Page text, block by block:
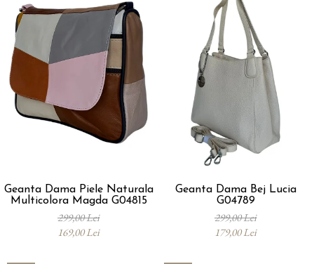
Geanta Dama Piele Naturala
Multicolora Magda G04815
299,00 Lei
169,00 Lei
Geanta Dama Bej Lucia
G04789
299,00 Lei
179,00 Lei